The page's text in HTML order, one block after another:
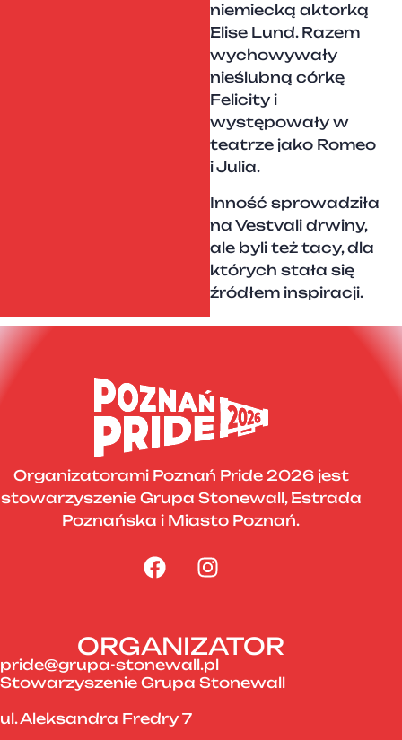
niemiecką aktorką
Elise Lund. Razem
wychowywały
nieślubną córkę
Felicity i
występowały w
teatrze jako Romeo
i Julia.
Inność sprowadziła
na Vestvali drwiny,
ale byli też tacy, dla
których stała się
źródłem inspiracji.
ORGANIZATOR
pride@grupa-stonewall.pl
Stowarzyszenie Grupa Stonewall
ul. Aleksandra Fredry 7
Organizatorami Poznań Pride 2026 jest
stowarzyszenie Grupa Stonewall, Estrada
Poznańska i Miasto Poznań.